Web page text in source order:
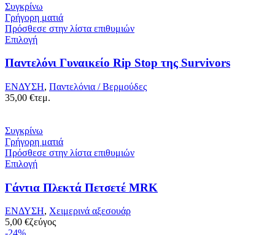
Συγκρίνω
Γρήγορη ματιά
Πρόσθεσε στην λίστα επιθυμιών
Επιλογή
Παντελόνι Γυναικείο Rip Stop της Survivors
ΕΝΔΥΣΗ, Παντελόνια / Βερμούδες
35,00 €τεμ.
Συγκρίνω
Γρήγορη ματιά
Πρόσθεσε στην λίστα επιθυμιών
Επιλογή
Γάντια Πλεκτά Πετσετέ MRK
ΕΝΔΥΣΗ, Χειμερινά αξεσουάρ
5,00 €ζεύγος